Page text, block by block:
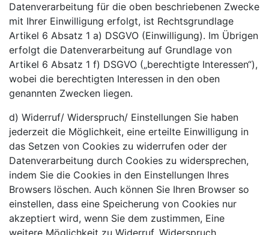
Datenverarbeitung für die oben beschriebenen Zwecke
mit Ihrer Einwilligung erfolgt, ist Rechtsgrundlage
Artikel 6 Absatz 1 a) DSGVO (Einwilligung). Im Übrigen
erfolgt die Datenverarbeitung auf Grundlage von
Artikel 6 Absatz 1 f) DSGVO („berechtigte Interessen“),
wobei die berechtigten Interessen in den oben
genannten Zwecken liegen.
d) Widerruf/ Widerspruch/ Einstellungen Sie haben
jederzeit die Möglichkeit, eine erteilte Einwilligung in
das Setzen von Cookies zu widerrufen oder der
Datenverarbeitung durch Cookies zu widersprechen,
indem Sie die Cookies in den Einstellungen Ihres
Browsers löschen. Auch können Sie Ihren Browser so
einstellen, dass eine Speicherung von Cookies nur
akzeptiert wird, wenn Sie dem zustimmen, Eine